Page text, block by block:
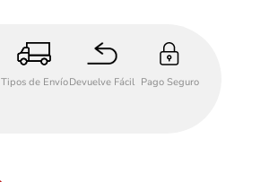
Tipos de EnvíoDevuelve Fácil Pago Seguro